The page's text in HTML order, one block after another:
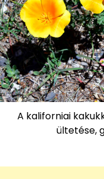
A kaliforniai
ültetése,